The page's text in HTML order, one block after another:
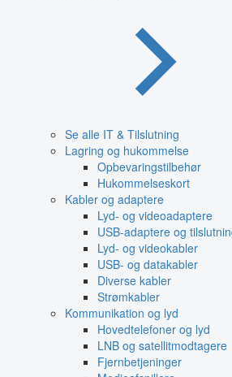
Se alle IT & Tilslutning
Lagring og hukommelse
Opbevaringstilbehør
Hukommelseskort
Kabler og adaptere
Lyd- og videoadaptere
USB-adaptere og
Lyd- og videokabler
USB- og datakabler
Diverse kabler
Strømkabler
Kommunikation og lyd
Hovedtelefoner og lyd
LNB og satellitmodtagere
Fjernbetjeninger